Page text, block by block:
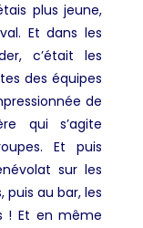
plus jeune,
Et dans les
c’était les
des équipes
de
qui s’agite
Et puis
sur les
puis au bar, les
! Et en même